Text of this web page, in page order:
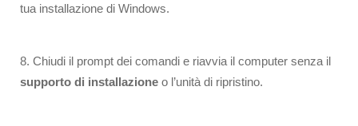
tua installazione di Windows.
8. Chiudi il prompt dei comandi e riavvia il computer senza il
supporto di installazione o l’unità di ripristino.